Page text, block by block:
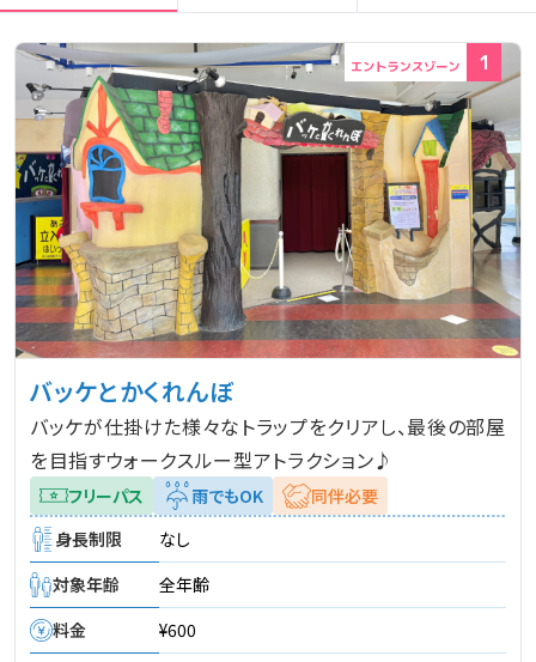
フなど、落下・巻きつきの恐れがあるものを外し
て乗車いただきます。
天候不順（雨や雷等）、安全点検、その他の理由
で運転を中止することがあります。
体調が悪い場合はお近くのスタッフにお声掛けく
ださい。状態により救護室にご案内いたします。
アトラクション乗車前に消毒液による手指の消
毒をお願いいたします。
ペット（わんちゃん）と一緒にご利用いただける
アトラクションには、アトラクションごとのルール
ワンだパル！
園内にペットをお預かりできる施設はございませ
ん。
3歳 4歳 5歳
6歳 7歳以上
身長
95cm未満
100cm未満
110cm未満
120cm未満
140cm未満
遊び方
雨でもOK わんちゃんといっしょに
絞り込む
1
バッケとかくれんぼ
バッケが仕掛けた様々なトラップをクリアし、最後の部屋
を目指すウォークスルー型アトラクション♪
フリーパス 雨でもOK
同伴必要
身長制限
なし
対象年齢
全年齢
料金
¥600